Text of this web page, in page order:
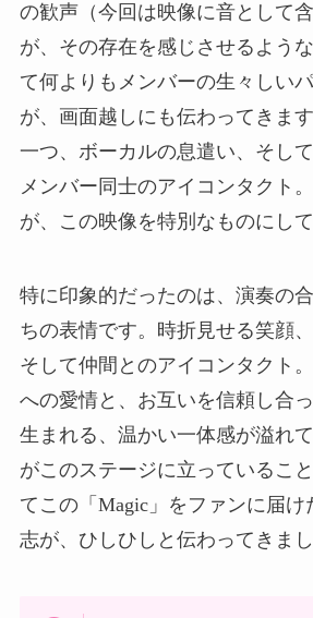
の歓声（今回は映像に音として
が、その存在を感じさせるよう
て何よりもメンバーの生々しい
が、画面越しにも伝わってきま
一つ、ボーカルの息遣い、そし
メンバー同士のアイコンタクト
が、この映像を特別なものにして
特に印象的だったのは、演奏の
ちの表情です。時折見せる笑顔
そして仲間とのアイコンタクト
への愛情と、お互いを信頼し合
生まれる、温かい一体感が溢れ
がこのステージに立っているこ
てこの「Magic」をファンに届
志が、ひしひしと伝わってきまし